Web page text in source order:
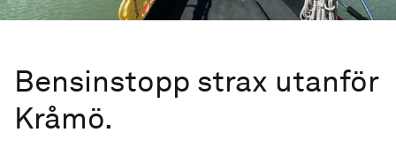
Bensinstopp strax utanför
Kråmö.